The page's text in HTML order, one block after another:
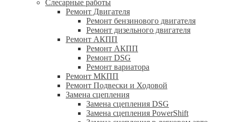
Слесарные работы
Ремонт Двигателя
Ремонт бензинового двигателя
Ремонт дизельного двигателя
Ремонт АКПП
Ремонт АКПП
Ремонт DSG
Ремонт вариатора
Ремонт МКПП
Ремонт Подвески и Ходовой
Замена сцепления
Замена сцепления DSG
Замена сцепления PowerShift